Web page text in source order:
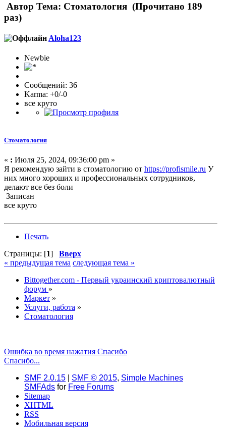
Автор Тема: Стоматология (Прочитано 189
раз)
Aloha123
Newbie
Сообщений: 36
Karma: +0/-0
все круто
Стоматология
« : Июля 25, 2024, 09:36:00 pm »
Я рекомендую зайти в стоматологию от https://profismile.ru У
них много хороших и профессиональных сотрудников,
делают все без боли
Записан
все круто
Печать
Страницы: [1] Вверх
« предыдущая тема следующая тема »
Bittogether.com - Первый украинский криптовалютный
форум »
Маркет »
Услуги, работа »
Стоматология
Ошибка во время нажатия Спасибо
Спасибо...
SMF 2.0.15
SMF © 2015, Simple Machines
SMFAds for Free Forums
Sitemap
XHTML
RSS
Мобильная версия